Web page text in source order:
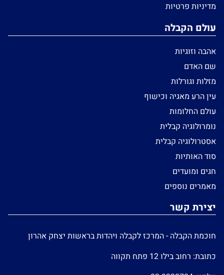
מדיניות פרטיות
עולם הקבלה
אהבה וזוגיות
שם האדם
מזלות וגורלות
עין הרע מאגיה וכישוף
עולם החלומות
נומרולוגיה קבלית
אסטרולוגיה קבלית
סוד האותיות
חגים ומועדים
מאמרים נוספים
יצירת קשר
חוכמת הקבלה - המרכז לקבלה ויהדות בראשות יצחק אהרון
כתובת: רחוב בילו 12 פתח תקווה